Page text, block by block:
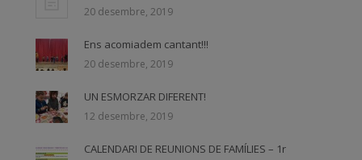
20 desembre, 2019
Ens acomiadem cantant!!!
20 desembre, 2019
UN ESMORZAR DIFERENT!
12 desembre, 2019
CALENDARI DE REUNIONS DE FAMÍLIES – 1r